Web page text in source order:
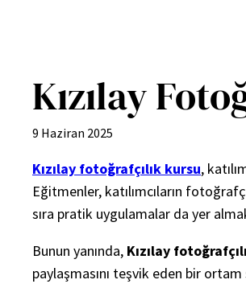
Kızılay
9 Haziran 2025
Kızılay fotoğrafçılık kursu,
Eğitmenler, katılımcıların
sıra pratik uygulamalar da yer
Bunun yanında, Kızılay
paylaşmasını teşvik eden bir